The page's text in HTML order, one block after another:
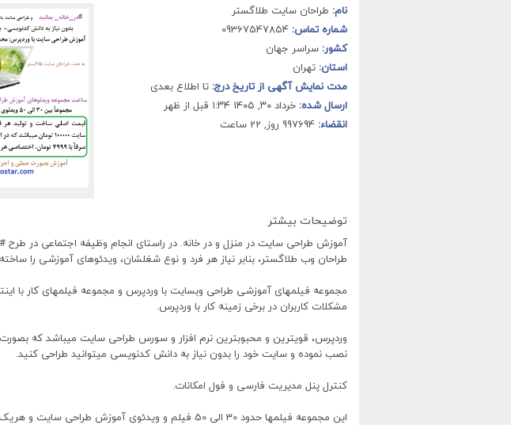
نام: طراحان سایت طلاگستر
شماره تماس:
کشور: سراسر جهان
استان: تهران
مدت نمایش آگهی از تاریخ درج: تا اطلاع بعدی
ارسال شده: خرداد ۳۰, ۱۴۰۵ ۱:۳۴ قبل از ظهر
انقضاء:
توضیحات بیشتر
آموزش طراحی سایت در منزل و در خانه. در راستای انجام وظیفه اجتماعی در طرح
طراحان وب طلاگستر، بنابر نیاز هر فرد و نوع شغلشان، ویدئوهای آموزشی را
مجموعه فیلمهای آموزشی طراحی وبسایت با وردپرس و مجموعه فیلمهای کار با
مشکلات کاربران در برخی زمینه کار با وردپرس.
وردپرس، قویترین و محبوبترین نرم افزار و سورس طراحی سایت میباشد که
نصب نموده و سایت خود را بدون نیاز به دانش کدنویسی میتوانید طراحی کنید.
کنترل پنل مدیریت فارسی و فول امکانات.